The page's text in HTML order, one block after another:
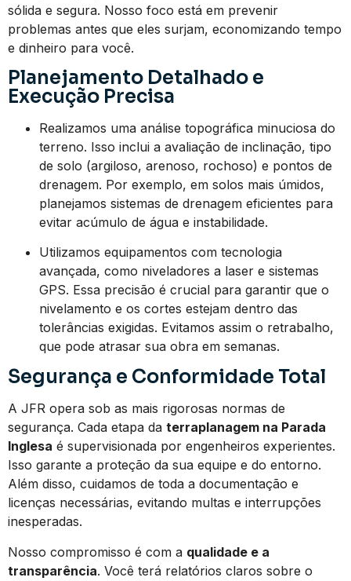
sólida e segura. Nosso foco está em prevenir
problemas antes que eles surjam, economizando tempo
e dinheiro para você.
Planejamento Detalhado e
Execução Precisa
Realizamos uma análise topográfica minuciosa do
terreno. Isso inclui a avaliação de inclinação, tipo
de solo (argiloso, arenoso, rochoso) e pontos de
drenagem. Por exemplo, em solos mais úmidos,
planejamos sistemas de drenagem eficientes para
evitar acúmulo de água e instabilidade.
Utilizamos equipamentos com tecnologia
avançada, como niveladores a laser e sistemas
GPS. Essa precisão é crucial para garantir que o
nivelamento e os cortes estejam dentro das
tolerâncias exigidas. Evitamos assim o retrabalho,
que pode atrasar sua obra em semanas.
Segurança e Conformidade Total
A JFR opera sob as mais rigorosas normas de
segurança. Cada etapa da terraplanagem na Parada
Inglesa é supervisionada por engenheiros experientes.
Isso garante a proteção da sua equipe e do entorno.
Além disso, cuidamos de toda a documentação e
licenças necessárias, evitando multas e interrupções
inesperadas.
Nosso compromisso é com a qualidade e a
transparência. Você terá relatórios claros sobre o